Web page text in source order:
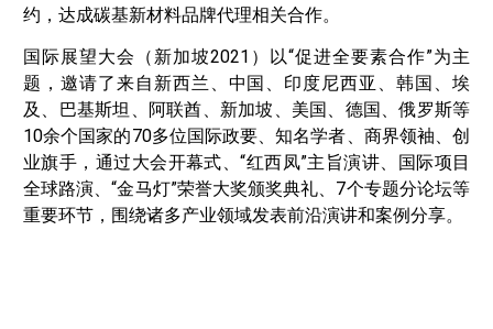
约，达成碳基新材料品牌代理相关合作。
国际展望大会（新加坡2021）以“促进全要素合作”为主
题，邀请了来自新西兰、中国、印度尼西亚、韩国、埃
及、巴基斯坦、阿联酋、新加坡、美国、德国、俄罗斯等
10余个国家的70多位国际政要、知名学者、商界领袖、创
业旗手，通过大会开幕式、“红西凤”主旨演讲、国际项目
全球路演、“金马灯”荣誉大奖颁奖典礼、7个专题分论坛等
重要环节，围绕诸多产业领域发表前沿演讲和案例分享。